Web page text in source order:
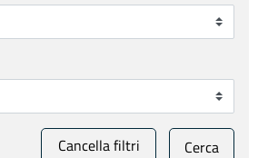
Cancella filtri Cerca